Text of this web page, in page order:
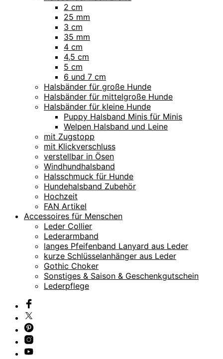
2 cm
25 mm
3 cm
35 mm
4 cm
4,5 cm
5 cm
6 und 7 cm
Halsbänder für große Hunde
Halsbänder für mittelgroße Hunde
Halsbänder für kleine Hunde
Puppy Halsband Minis für Minis
Welpen Halsband und Leine
mit Zugstopp
mit Klickverschluss
verstellbar in Ösen
Windhundhalsband
Halsschmuck für Hunde
Hundehalsband Zubehör
Hochzeit
FAN Artikel
Accessoires für Menschen
Leder Collier
Lederarmband
langes Pfeifenband Lanyard aus Leder
kurze Schlüsselanhänger aus Leder
Gothic Choker
Sonstiges & Saison & Geschenkgutschein
Lederpflege